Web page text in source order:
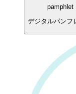
pamphlet
デジタルパンフ